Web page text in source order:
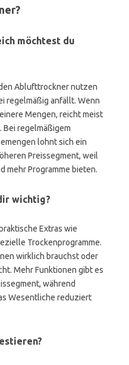
möchtest du
Ablufttrockner nutzen
regelmäßig anfällt. Wenn
Mengen, reicht meist
regelmäßigem
lohnt sich ein
Preissegment, weil
mehr Programme bieten.
wichtig?
Extras wie
Trockenprogramme.
wirklich brauchst oder
Mehr Funktionen gibt es
während
Wesentliche reduziert